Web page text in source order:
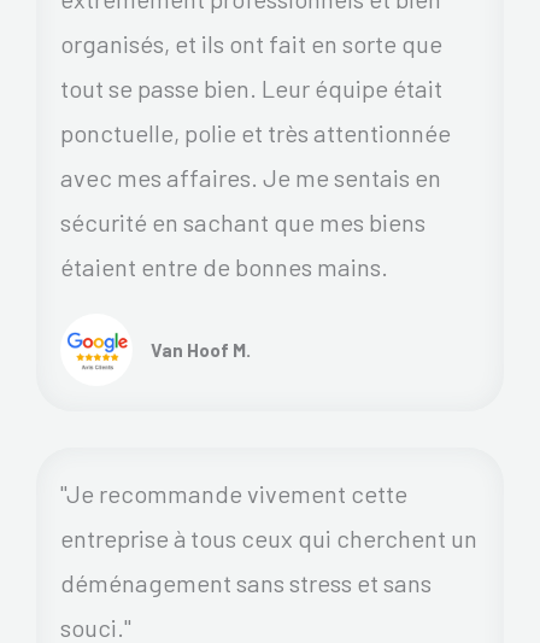
organisés, et ils ont fait en sorte que
tout se passe bien. Leur équipe était
ponctuelle, polie et très attentionnée
avec mes affaires. Je me sentais en
sécurité en sachant que mes biens
étaient entre de bonnes mains.
Van Hoof M.
"Je recommande vivement cette
entreprise à tous ceux qui cherchent un
déménagement sans stress et sans
souci."